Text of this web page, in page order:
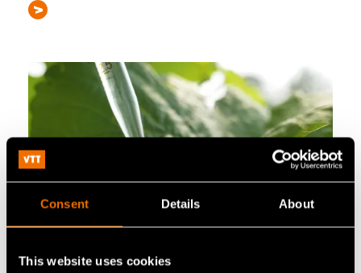
Consent Details About
This website uses cookies
Palvelu